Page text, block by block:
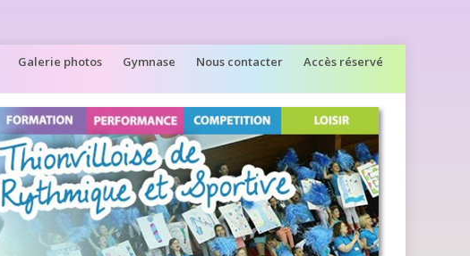
Galerie photos Gymnase Nous contacter Accès réservé